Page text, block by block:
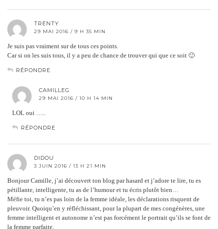
TRENTY
29 MAI 2016 / 9 H 35 MIN
Je suis pas vraiment sur de tous ces points.
Car si on les suis tous, il y a peu de chance de trouver qui que ce soit 🙂
RÉPONDRE
CAMILLEG
29 MAI 2016 / 10 H 14 MIN
LOL oui …..
RÉPONDRE
DIDOU
3 JUIN 2016 / 13 H 21 MIN
Bonjour Camille, j’ai découvert ton blog par hasard et j’adore te lire, tu es
pétillante, intelligente, tu as de l’humour et tu écris plutôt bien…
Méfie toi, tu n’es pas loin de la femme idéale, les déclarations risquent de
pleuvoir. Quoiqu’en y réfléchissant, pour la plupart de mes congénères, une
femme intelligent et autonome n’est pas forcément le portrait qu’ils se font de
la femme parfaite.